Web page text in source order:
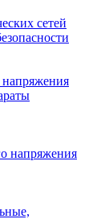
сетей
напряжения
напряжения